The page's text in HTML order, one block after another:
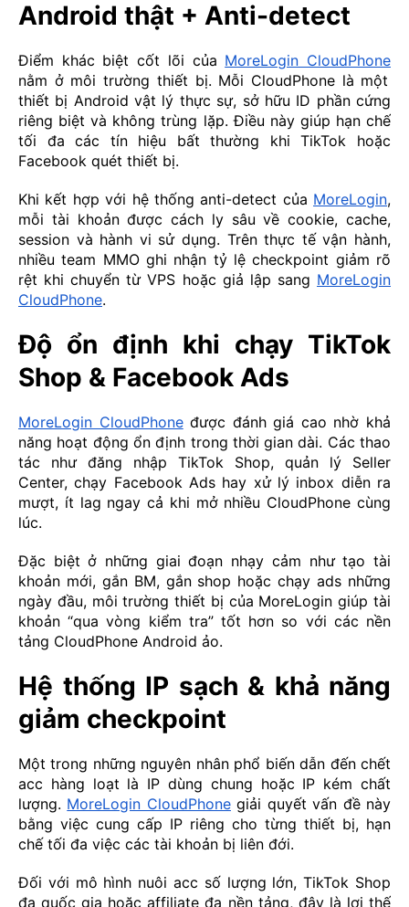
Android thật + Anti-detect
Điểm khác biệt cốt lõi của MoreLogin CloudPhone
nằm ở môi trường thiết bị. Mỗi CloudPhone là một
thiết bị Android vật lý thực sự, sở hữu ID phần cứng
riêng biệt và không trùng lặp. Điều này giúp hạn chế
tối đa các tín hiệu bất thường khi TikTok hoặc
Facebook quét thiết bị.
Khi kết hợp với hệ thống anti-detect của MoreLogin,
mỗi tài khoản được cách ly sâu về cookie, cache,
session và hành vi sử dụng. Trên thực tế vận hành,
nhiều team MMO ghi nhận tỷ lệ checkpoint giảm rõ
rệt khi chuyển từ VPS hoặc giả lập sang MoreLogin
CloudPhone.
Độ ổn định khi chạy TikTok
Shop & Facebook Ads
MoreLogin CloudPhoneđược đánh giá cao nhờ khả
năng hoạt động ổn định trong thời gian dài. Các thao
tác như đăng nhập TikTok Shop, quản lý Seller
Center, chạy Facebook Ads hay xử lý inbox diễn ra
mượt, ít lag ngay cả khi mở nhiều CloudPhone cùng
lúc.
Đặc biệt ở những giai đoạn nhạy cảm như tạo tài
khoản mới, gắn BM, gắn shop hoặc chạy ads những
ngày đầu, môi trường thiết bị của MoreLogin giúp tài
khoản “qua vòng kiểm tra” tốt hơn so với các nền
tảng CloudPhone Android ảo.
Hệ thống IP sạch & khả năng
giảm checkpoint
Một trong những nguyên nhân phổ biến dẫn đến chết
acc hàng loạt là IP dùng chung hoặc IP kém chất
lượng. MoreLogin CloudPhonegiải quyết vấn đề này
bằng việc cung cấp IP riêng cho từng thiết bị, hạn
chế tối đa việc các tài khoản bị liên đới.
Đối với mô hình nuôi acc số lượng lớn, TikTok Shop
đa quốc gia hoặc affiliate đa nền tảng, đây là lợi thế